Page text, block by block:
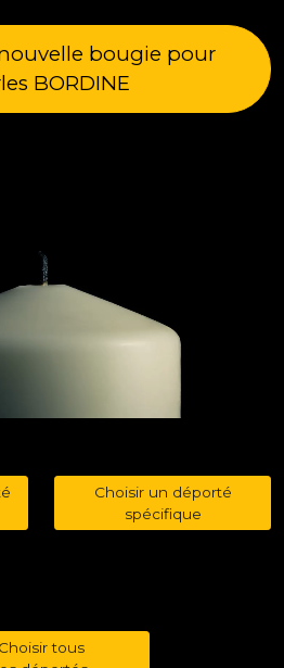
bougie pour
BORDINE
Choisir un déporté
spécifique
Choisir tous